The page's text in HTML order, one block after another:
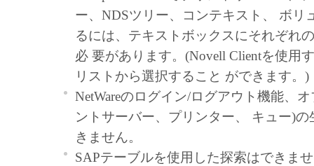
ってお客様に譲渡あるいは許諾さ
ません。
制限
お客様は、再使用許諾、譲渡、販
もしくは貸与その他の方法により
フトウェア」を使用させることは
お客様は、「本ソフトウェア」の
修正、改変、逆コンパイル、逆ア
ー、NDSツリー、コンテキスト、 ボリ
るには、テキストボックスにそれぞれ
必 要があります。(Novell Clientを使用
リストから選択すること ができます。)
NetWareのログイン/ログアウト機能、
ントサーバー、プリンター、 キュー)
きません。
SAPテーブルを使用した探索はできま